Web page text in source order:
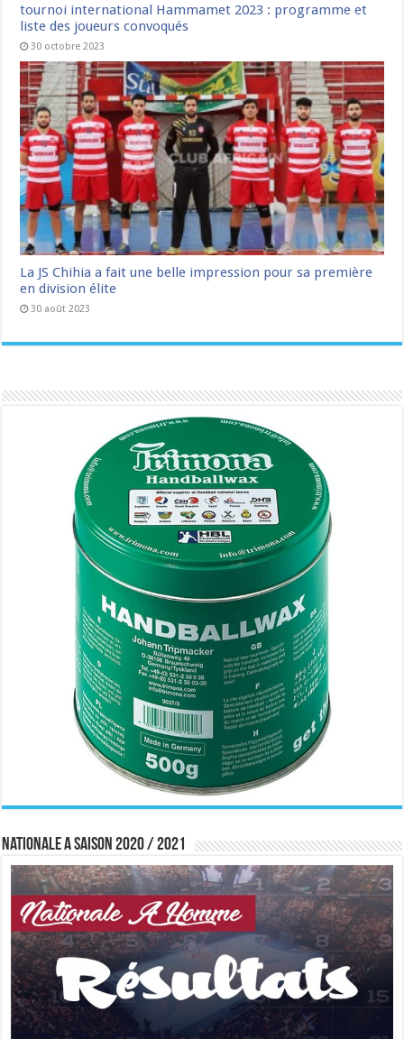
tournoi international Hammamet 2023 : programme et
liste des joueurs convoqués
30 octobre 2023
La JS Chihia a fait une belle impression pour sa première
en division élite
30 août 2023
Nationale A saison 2020 / 2021